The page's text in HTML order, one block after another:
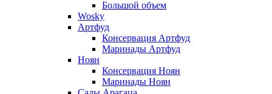
Большой объем
Wosky
Артфуд
Консервация Артфуд
Маринады Артфуд
Ноян
Консервация Ноян
Маринады Ноян